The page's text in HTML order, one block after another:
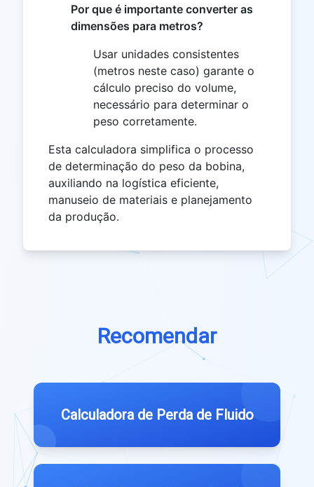
Por que é importante converter as
dimensões para metros?
Usar unidades consistentes
(metros neste caso) garante o
cálculo preciso do volume,
necessário para determinar o
peso corretamente.
Esta calculadora simplifica o processo
de determinação do peso da bobina,
auxiliando na logística eficiente,
manuseio de materiais e planejamento
da produção.
Recomendar
Calculadora de Perda de Fluido